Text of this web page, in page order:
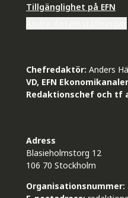
Tillgänglighet på EFN
Chefredaktör: Anders
VD, EFN
Redaktionschef och tf
Adress
Blasieholmstorg 12
106 70 Stockholm
Organisationsnummer: